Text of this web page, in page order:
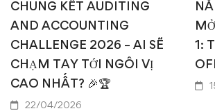
CHUNG KẾT AUDITING
AND ACCOUNTING
CHALLENGE 2026 – AI SẼ
CHẠM TAY TỚI NGÔI VỊ
CAO NHẤT? 🎉🏆
22/04/2026
1: